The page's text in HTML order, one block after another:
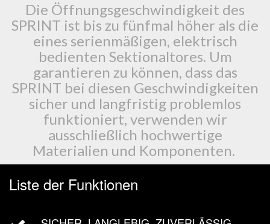
Die Öffnungsgeschwindigkeit des
SPRINT ist bis zu fünfmal höher als die
eines serienmäßigen, elektrisch
bedienten Sektionaltores. Um
garantieren zu können, dass das
SPRINT bei diesen Geschwindigkeiten
sicher und langfristig problemlos
funktioniert, verwenden wir
ausschließlich hochwertige
Materialien und Komponenten.
Liste der Funktionen